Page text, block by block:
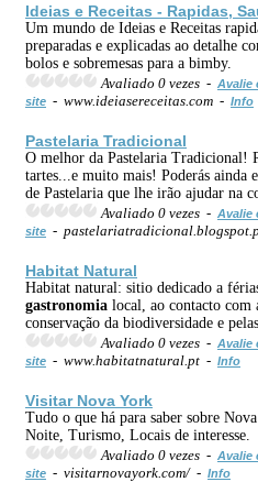
Ideias e Receitas - Rapidas,
Um mundo de Ideias e Receitas
preparadas e explicadas ao detalhe
bolos e sobremesas para a bimby.
Avaliado 0 vezes - Avalie
site - www.ideiasereceitas.com - Info
Pastelaria Tradicional
O melhor da Pastelaria Tradicional!
tartes...e muito mais! Poderás ainda
de Pastelaria que lhe irão ajudar na
Avaliado 0 vezes - Avalie
site -
Habitat Natural
Habitat natural: sitio dedicado a
gastronomia local, ao contacto com
conservação da biodiversidade e
Avaliado 0 vezes - Avalie
site - www.habitatnatural.pt - Info
Visitar Nova York
Tudo o que há para saber sobre
Noite, Turismo, Locais de interesse.
Avaliado 0 vezes - Avalie
site - visitarnovayork.com/ - Info